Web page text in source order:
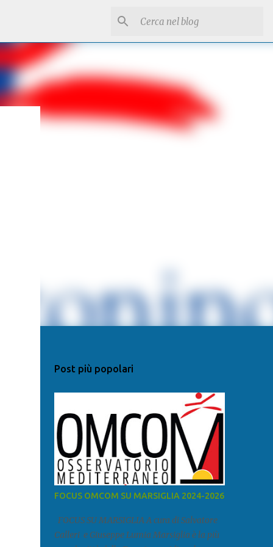
Post più popolari
FOCUS OMCOM SU MARSIGLIA 2024-2026
FOCUS SU MARSIGLIA A cura di Salvatore
Calleri e Giuseppe Lumia Marsiglia è la più